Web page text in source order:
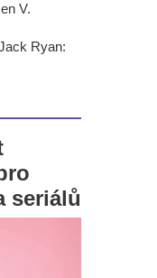
V.
Ryan:
seriálů